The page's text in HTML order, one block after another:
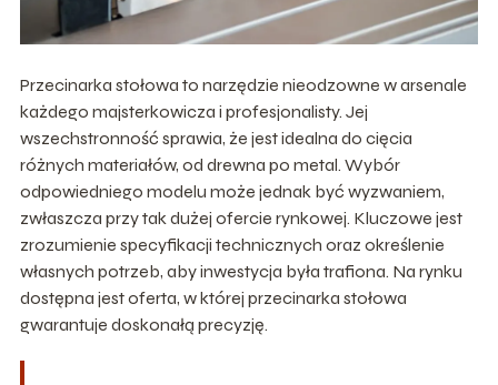
Przecinarka stołowa to narzędzie nieodzowne w arsenale
każdego majsterkowicza i profesjonalisty. Jej
wszechstronność sprawia, że jest idealna do cięcia
różnych materiałów, od drewna po metal. Wybór
odpowiedniego modelu może jednak być wyzwaniem,
zwłaszcza przy tak dużej ofercie rynkowej. Kluczowe jest
zrozumienie specyfikacji technicznych oraz określenie
własnych potrzeb, aby inwestycja była trafiona. Na rynku
dostępna jest oferta, w której przecinarka stołowa
gwarantuje doskonałą precyzję.